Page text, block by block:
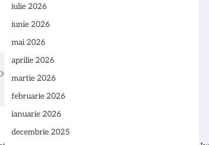
iulie 2026
iunie 2026
mai 2026
aprilie 2026
martie 2026
februarie 2026
ianuarie 2026
decembrie 2025